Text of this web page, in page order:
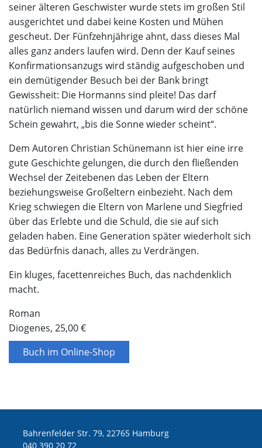
seiner älteren Geschwister wurde stets im großen Stil
ausgerichtet und dabei keine Kosten und Mühen
gescheut. Der Fünfzehnjährige ahnt, dass dieses Mal
alles ganz anders laufen wird. Denn der Kauf seines
Konfirmationsanzugs wird ständig aufgeschoben und
ein demütigender Besuch bei der Bank bringt
Gewissheit: Die Hormanns sind pleite! Das darf
natürlich niemand wissen und darum wird der schöne
Schein gewahrt, „bis die Sonne wieder scheint“.
Dem Autoren Christian Schünemann ist hier eine irre
gute Geschichte gelungen, die durch den fließenden
Wechsel der Zeitebenen das Leben der Eltern
beziehungsweise Großeltern einbezieht. Nach dem
Krieg schwiegen die Eltern von Marlene und Siegfried
über das Erlebte und die Schuld, die sie auf sich
geladen haben. Eine Generation später wiederholt sich
das Bedürfnis danach, alles zu Verdrängen.
Ein kluges, facettenreiches Buch, das nachdenklich
macht.
Roman
Diogenes, 25,00 €
Buch im Online-Shop
Bahrenfelder Str. 79, 22765 Hamburg
040 390 20 72